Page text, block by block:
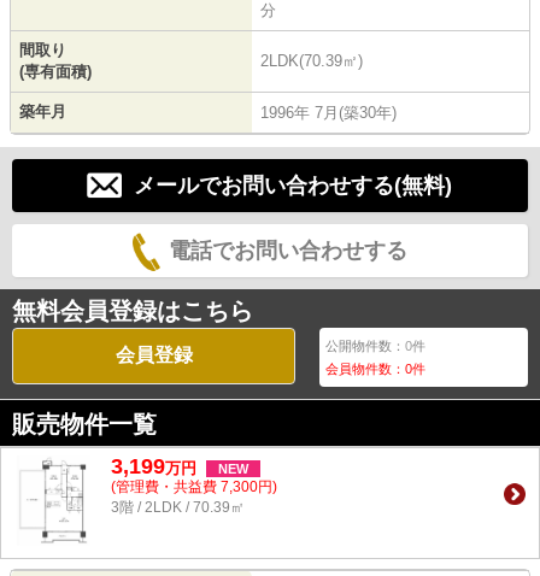
分
間取り
(専有面積)
2LDK(70.39㎡)
築年月 1996年 7月(築30年)
メールでお問い合わせする(無料)
電話でお問い合わせする
無料会員登録はこちら
会員登録 公開物件数：0件
会員物件数：0件
販売物件一覧
3,199万円 NEW
(管理費・共益費 7,300円)
3階 / 2LDK / 70.39㎡